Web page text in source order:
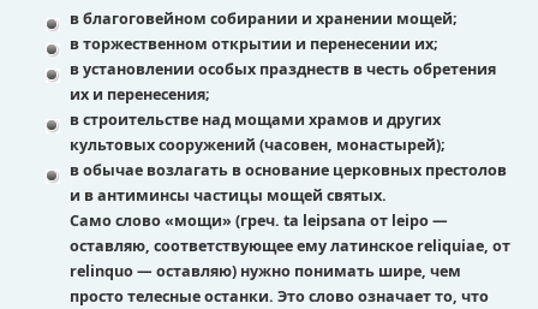
в благоговейном собирании и хранении мощей;
в торжественном открытии и перенесении их;
в установлении особых празднеств в честь обретения
их и перенесения;
в строительстве над мощами храмов и других
культовых сооружений (часовен, монастырей);
в обычае возлагать в основание церковных престолов
и в антиминсы частицы мощей святых.
Само слово «мощи» (греч. ta leipsana от leipo —
оставляю, соответствующее ему латинское reliquiae, от
relinquo — оставляю) нужно понимать шире, чем
просто телесные останки. Это слово означает то, что